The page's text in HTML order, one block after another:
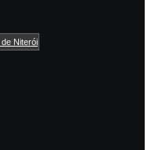
Niterói